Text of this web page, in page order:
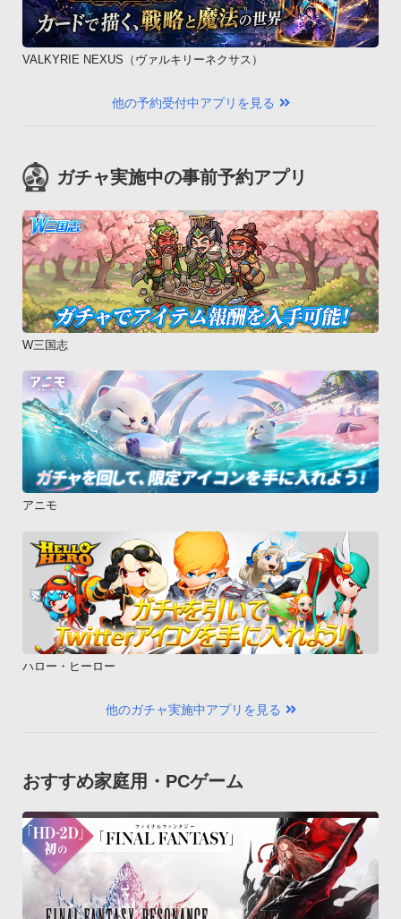
VALKYRIE NEXUS（ヴァルキリーネクサス）
他の予約受付中アプリを見る
ガチャ実施中の事前予約アプリ
W三国志
アニモ
ハロー・ヒーロー
他のガチャ実施中アプリを見る
おすすめ家庭用・PCゲーム